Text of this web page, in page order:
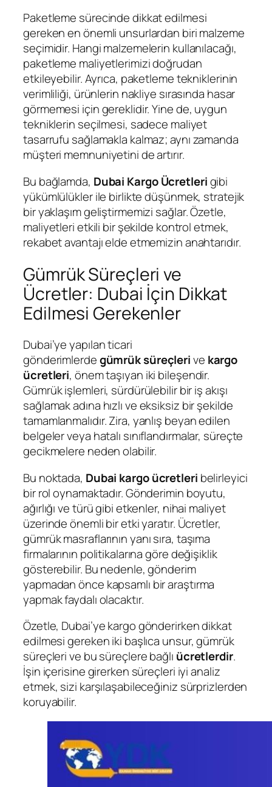
Paketleme sürecinde dikkat edilmesi
gereken en önemli unsurlardan biri malzeme
seçimidir. Hangi malzemelerin kullanılacağı,
paketleme maliyetlerimizi doğrudan
etkileyebilir. Ayrıca, paketleme tekniklerinin
verimliliği, ürünlerin nakliye sırasında hasar
görmemesi için gereklidir. Yine de, uygun
tekniklerin seçilmesi, sadece maliyet
tasarrufu sağlamakla kalmaz; aynı zamanda
müşteri memnuniyetini de artırır.
Bu bağlamda, Dubai Kargo Ücretlerigibi
yükümlülükler ile birlikte düşünmek, stratejik
bir yaklaşım geliştirmemizi sağlar. Özetle,
maliyetleri etkili bir şekilde kontrol etmek,
rekabet avantajı elde etmemizin anahtarıdır.
Gümrük Süreçleri ve
Ücretler: Dubai İçin Dikkat
Edilmesi Gerekenler
Dubai’ye yapılan ticari
gönderimlerdegümrük süreçlerive kargo
ücretleri, önem taşıyan iki bileşendir.
Gümrük işlemleri, sürdürülebilir bir iş akışı
sağlamak adına hızlı ve eksiksiz bir şekilde
tamamlanmalıdır. Zira, yanlış beyan edilen
belgeler veya hatalı sınıflandırmalar, süreçte
gecikmelere neden olabilir.
Bu noktada, Dubai kargo ücretleri belirleyici
bir rol oynamaktadır. Gönderimin boyutu,
ağırlığı ve türü gibi etkenler, nihai maliyet
üzerinde önemli bir etki yaratır. Ücretler,
gümrük masraflarının yanı sıra, taşıma
firmalarının politikalarına göre değişiklik
gösterebilir. Bu nedenle, gönderim
yapmadan önce kapsamlı bir araştırma
yapmak faydalı olacaktır.
Özetle, Dubai’ye kargo gönderirken dikkat
edilmesi gereken iki başlıca unsur, gümrük
süreçleri ve bu süreçlere bağlı ücretlerdir.
İşin içerisine girerken süreçleri iyi analiz
etmek, sizi karşılaşabileceğiniz sürprizlerden
koruyabilir.